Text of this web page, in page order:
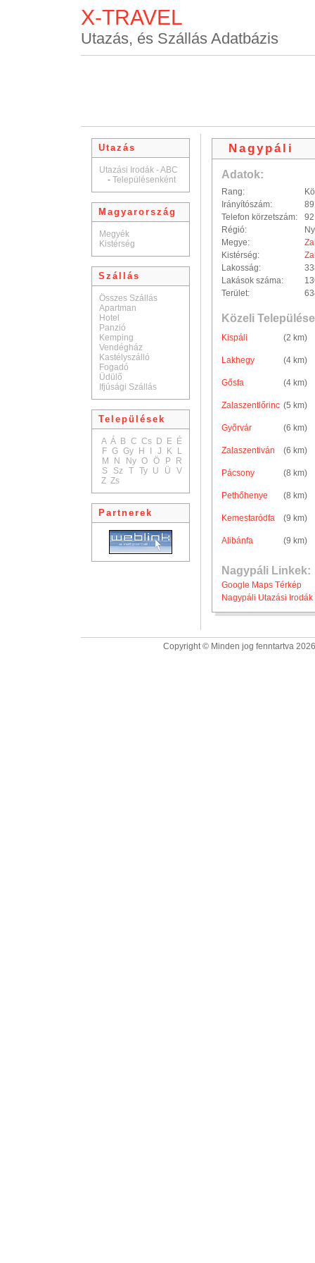
X-TRAVEL
Utazás, és Szállás Adatbázis
Utazás
Utazási Irodák - ABC
- Településenként
Magyarország
Megyék
Kistérség
Szállás
Összes Szállás
Apartman
Hotel
Panzió
Kemping
Vendégház
Kastélyszálló
Fogadó
Üdülő
Ifjúsági Szállás
Települések
A Á B C Cs D E É
F G Gy H J K
L
M
N Ny O Ö P
R
S
Sz T Ty U Ü
V
Z Zs
Partnerek
Nagypáli
Adatok:
Rang:
Irányítószám:
Telefon körzetszám:
92
Régió:
Megye:
Kistérség:
Lakosság:
Lakások száma:
Terület:
Közeli
Kispáli (2 km)
Lakhegy (4 km)
Gősfa (4 km)
Zalaszentlőrinc (5 km)
Győrvár (6 km)
Zalaszentiván (6 km)
Pácsony (8 km)
Pethőhenye (8 km)
Kemestaródfa (9 km)
Alibánfa (9 km)
Nagypáli Linkek:
Google Maps Térkép
Nagypáli Utazási Irodák
Copyright © Minden jog fenntartva